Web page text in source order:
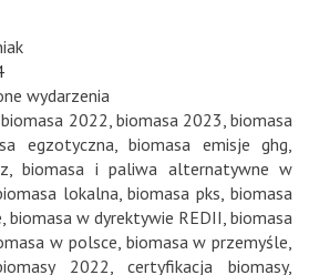
wydarzenia
,biomasa 2022 biomasa 2023 ,biomasa
egzotyczna ,biomasa emisje ghg
,biomasa i paliwa alternatywne w
lokalna ,biomasa pks ,biomasa
biomasa w dyrektywie REDII biomasa
w polsce biomasa w przemyśle
2022 ,certyfikacja biomasy,